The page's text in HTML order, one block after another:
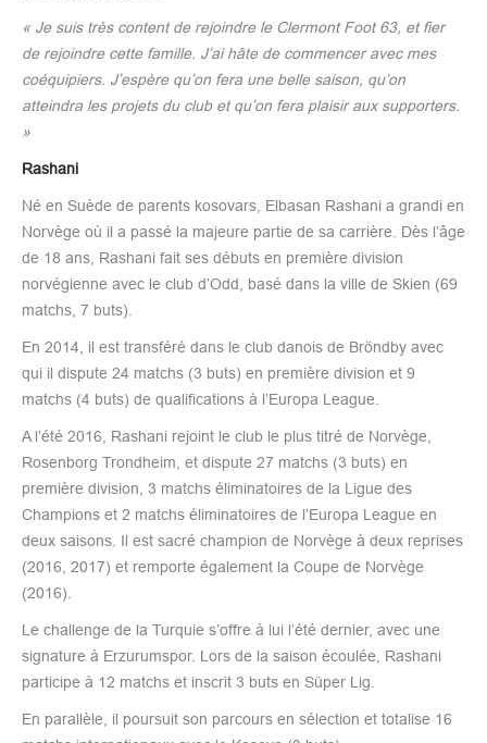
« Je suis très content de rejoindre le Clermont Foot 63, et fier
de rejoindre cette famille. J’ai hâte de commencer avec mes
coéquipiers. J’espère qu’on fera une belle saison, qu’on
atteindra les projets du club et qu’on fera plaisir aux supporters.
»
Rashani
Né en Suède de parents kosovars, Elbasan Rashani a grandi en
Norvège où il a passé la majeure partie de sa carrière. Dès l’âge
de 18 ans, Rashani fait ses débuts en première division
norvégienne avec le club d’Odd, basé dans la ville de Skien (69
matchs, 7 buts).
En 2014, il est transféré dans le club danois de Bröndby avec
qui il dispute 24 matchs (3 buts) en première division et 9
matchs (4 buts) de qualifications à l’Europa League.
A l’été 2016, Rashani rejoint le club le plus titré de Norvège,
Rosenborg Trondheim, et dispute 27 matchs (3 buts) en
première division, 3 matchs éliminatoires de la Ligue des
Champions et 2 matchs éliminatoires de l’Europa League en
deux saisons. Il est sacré champion de Norvège à deux reprises
(2016, 2017) et remporte également la Coupe de Norvège
(2016).
Le challenge de la Turquie s’offre à lui l’été dernier, avec une
signature à Erzurumspor. Lors de la saison écoulée, Rashani
participe à 12 matchs et inscrit 3 buts en Süper Lig.
En parallèle, il poursuit son parcours en sélection et totalise 16